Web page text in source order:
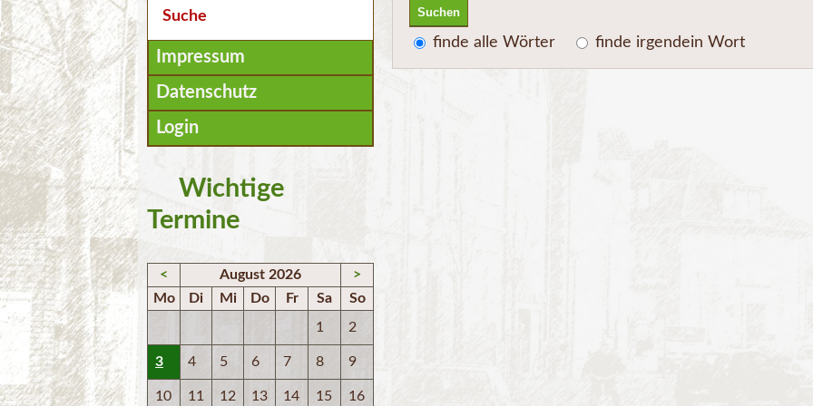
Suchen
finde alle Wörter finde irgendein Wort
Suche
Impressum
Datenschutz
Login
Wichtige
Termine
< August 2026
>
Mo
Di Mi Do Fr Sa
So
1
2
3 4 5 6 7 8 9
10 11 12 13 14 15 16